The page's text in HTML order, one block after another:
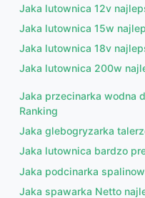
Jaka lutownica 12v
Jaka lutownica 15w
Jaka lutownica 18v
Jaka lutownica 200w
Jaka przecinarka wodna
Ranking
Jaka glebogryzarka
Jaka lutownica bardzo
Jaka podcinarka
Jaka spawarka Netto